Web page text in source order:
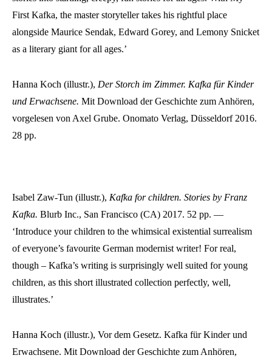
First Kafka, the master storyteller takes his rightful place
alongside Maurice Sendak, Edward Gorey, and Lemony Snicket
as a literary giant for all ages.’
Hanna Koch (illustr.), Der Storch im Zimmer. Kafka für Kinder
und Erwachsene. Mit Download der Geschichte zum Anhören,
vorgelesen von Axel Grube. Onomato Verlag, Düsseldorf 2016.
28 pp.
Isabel Zaw-Tun (illustr.), Kafka for children. Stories by Franz
Kafka. Blurb Inc., San Francisco (CA) 2017. 52 pp. —
‘Introduce your children to the whimsical existential surrealism
of everyone’s favourite German modernist writer! For real,
though – Kafka’s writing is surprisingly well suited for young
children, as this short illustrated collection perfectly, well,
illustrates.’
Hanna Koch (illustr.), Vor dem Gesetz. Kafka für Kinder und
Erwachsene. Mit Download der Geschichte zum Anhören,